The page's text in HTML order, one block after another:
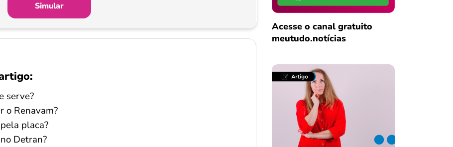
Simular
serve?
o Renavam?
placa?
Detran?
Acesse o canal gratuito
meutudo.notícias